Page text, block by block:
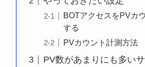
BOTアクセスをPVカ
する
PVカウント計測方法
PV数があまりにも多い